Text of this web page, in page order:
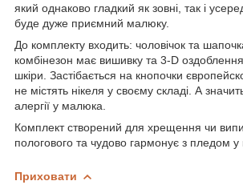
який однаково гладкий як зовні, так і
буде дуже приємний малюку.
До комплекту входить: чоловічок та
комбінезон має вишивку та 3-D оздоблення
шкіри. Застібається на кнопочки
не містять нікеля у своєму складі. А
алергії у малюка.
Комплект створений для хрещення чи
пологового та чудово гармонує з пледом у
Приховати